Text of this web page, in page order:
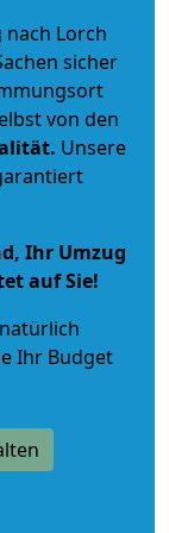
Lorch
sicher
von den
. Unsere
Ihr Umzug
auf Sie!
Ihr Budget